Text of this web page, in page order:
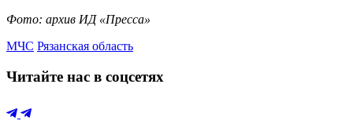
Фото: архив ИД «Пресса»
МЧС Рязанская область
Читайте нас в соцсетях